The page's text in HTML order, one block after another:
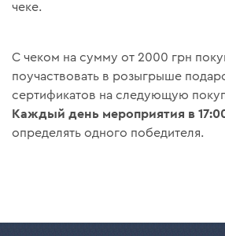
чеке.
С чеком на сумму от 2000 грн
поучаствовать в розыгрыше
сертификатов на следующую
Каждый день мероприятия в
определять одного победителя.